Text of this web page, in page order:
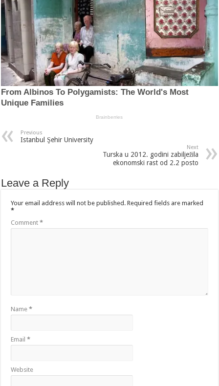
Previous
Istanbul Şehir University
Next
Turska u 2012. godini zabilježila
ekonomski rast od 2.2 posto
Leave a Reply
Your email address will not be published. Required fields are marked
*
Comment*
Name*
Email*
Website